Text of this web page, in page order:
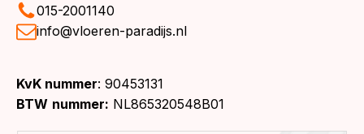
015-2001140
info@vloeren-paradijs.nl
KvK nummer: 90453131
BTW nummer: NL865320548B01